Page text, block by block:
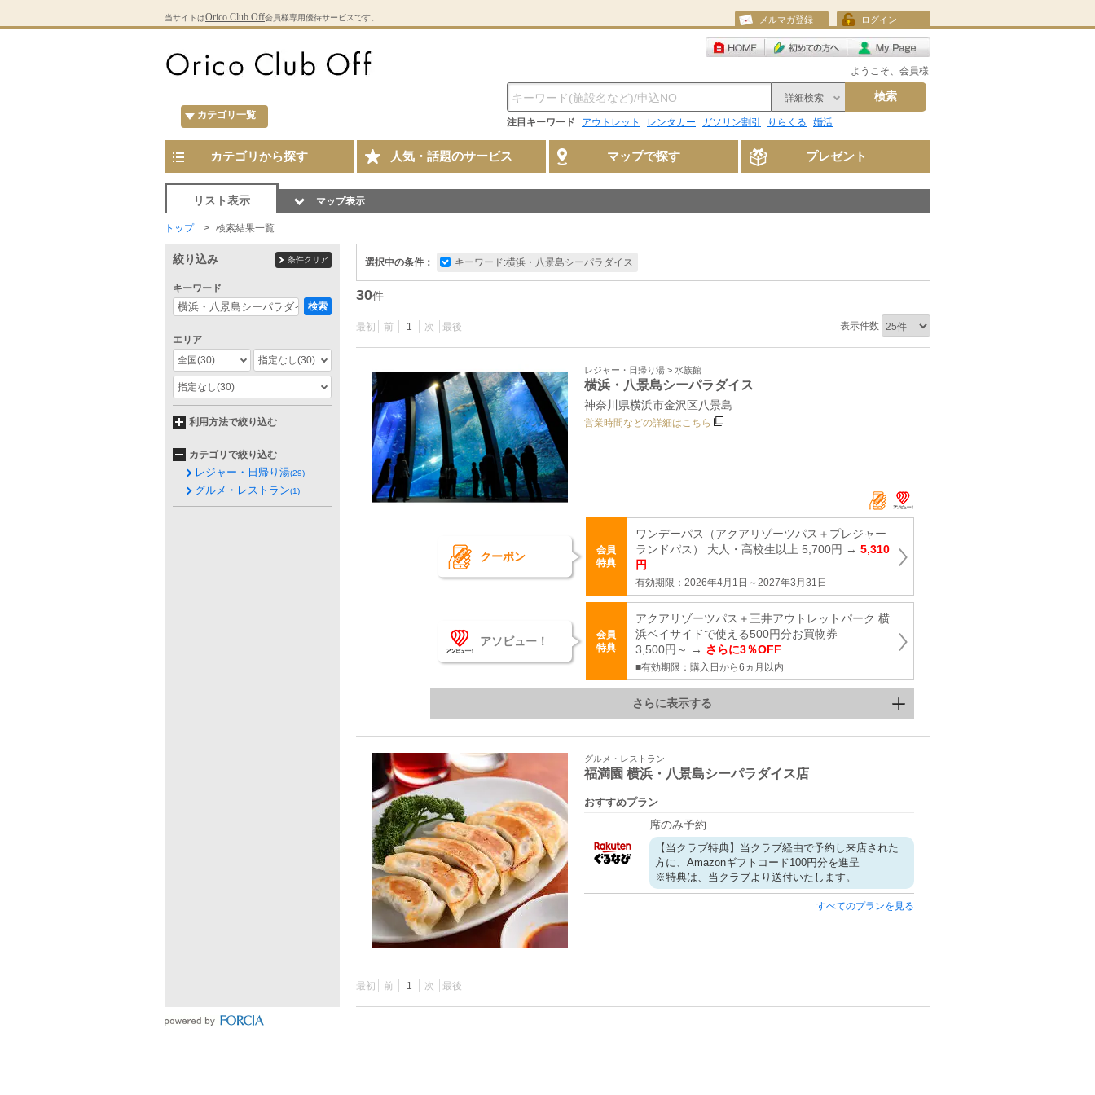
当サイトはOrico Club Off会員様専用優待サービスです。 メルマガ登録 ログイン
ようこそ、会員様
カテゴリ一覧
詳細検索 検索
注目キーワード アウトレット レンタカー ガソリン割引 りらくる 婚活
カテゴリから探す 人気・話題のサービス マップで探す プレゼント
リスト表示 マップ表示
トップ 検索結果一覧
選択中の条件： キーワード:横浜・八景島シーパラダイス
30件
最初 前 1 次 最後 表示件数
レジャー・日帰り湯 > 水族館
横浜・八景島シーパラダイス
神奈川県横浜市金沢区八景島
営業時間などの詳細はこちら
クーポン
会員
特典
ワンデーパス（アクアリゾーツパス＋プレジャー
ランドパス） 大人・高校生以上 5,700円 → 5,310
円
有効期限：2026年4月1日～2027年3月31日
アソビュー！
会員
特典
アクアリゾーツパス＋三井アウトレットパーク 横
浜ベイサイドで使える500円分お買物券
3,500円～ → さらに3％OFF
■有効期限：購入日から6ヵ月以内
さらに表示する
グルメ・レストラン
福満園 横浜・八景島シーパラダイス店
おすすめプラン
席のみ予約
【当クラブ特典】当クラブ経由で予約し来店された
方に、Amazonギフトコード100円分を進呈
※特典は、当クラブより送付いたします。
すべてのプランを見る
最初 前 1 次 最後
絞り込み 条件クリア
キーワード
検索
エリア
全国(30) 指定なし(30)
指定なし(30)
利用方法で絞り込む
カテゴリで絞り込む
レジャー・日帰り湯(29)
グルメ・レストラン(1)